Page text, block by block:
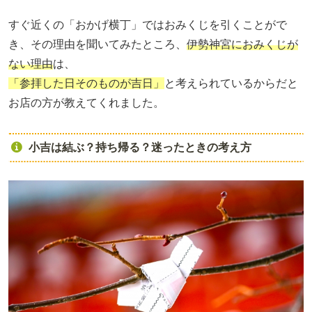
すぐ近くの「おかげ横丁」ではおみくじを引くことがで
き、その理由を聞いてみたところ、 伊勢神宮におみくじが
ない理由は、
「参拝した日そのものが吉日」
と考えられているからだと
お店の方が教えてくれました。
小吉は結ぶ？持ち帰る？迷ったときの考え方